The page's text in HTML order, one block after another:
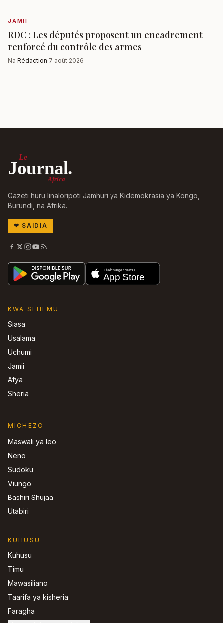
JAMII
RDC : Les députés proposent un encadrement
renforcé du contrôle des armes
Na Rédaction·7 août 2026
Le
Journal.
Africa
Gazeti huru linaloripoti Jamhuri ya Kidemokrasia ya Kongo,
Burundi, na Afrika.
❤ SAIDIA
KWA SEHEMU
Siasa
Usalama
Uchumi
Jamii
Afya
Sheria
MICHEZO
Maswali ya leo
Neno
Sudoku
Viungo
Bashiri Shujaa
Utabiri
KUHUSU
Kuhusu
Timu
Mawasiliano
Taarifa ya kisheria
Faragha